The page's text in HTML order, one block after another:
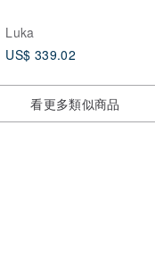
Luka
US$ 339.02
看更多類似商品